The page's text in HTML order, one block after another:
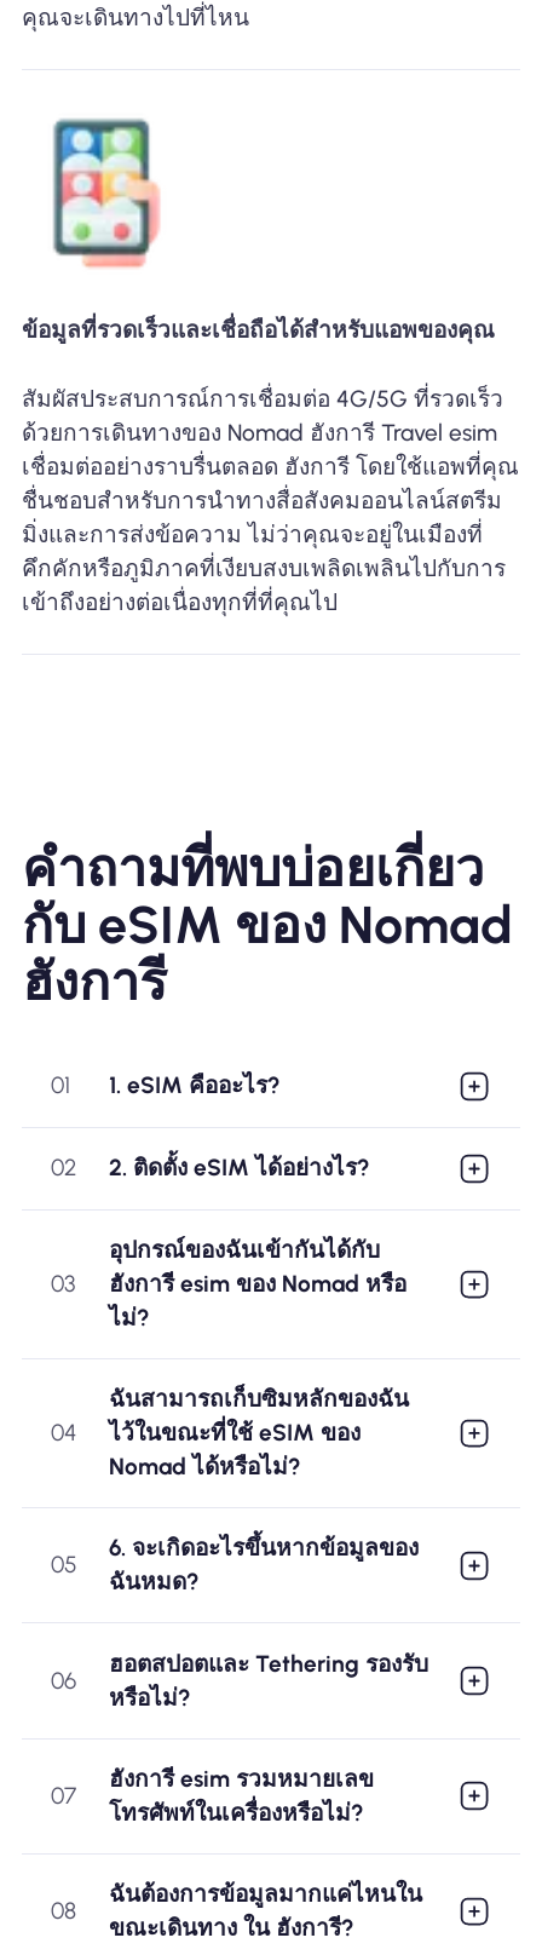
คุณจะเดินทางไปที่ไหน
ข้อมูลที่รวดเร็วและเชื่อถือได้สำหรับแอพของคุณ
สัมผัสประสบการณ์การเชื่อมต่อ 4G/5G ที่รวดเร็ว
ด้วยการเดินทางของ Nomad ฮังการี Travel esim
เชื่อมต่ออย่างราบรื่นตลอด ฮังการี โดยใช้แอพที่คุณ
ชื่นชอบสำหรับการนำทางสื่อสังคมออนไลน์สตรีม
มิ่งและการส่งข้อความ ไม่ว่าคุณจะอยู่ในเมืองที่
คึกคักหรือภูมิภาคที่เงียบสงบเพลิดเพลินไปกับการ
เข้าถึงอย่างต่อเนื่องทุกที่ที่คุณไป
คำถามที่พบบ่อยเกี่ยว
กับ eSIM ของ Nomad
ฮังการี
01 1. eSIM คืออะไร?
02 2. ติดตั้ง eSIM ได้อย่างไร?
03
อุปกรณ์ของฉันเข้ากันได้กับ
ฮังการี esim ของ Nomad หรือ
ไม่?
04
ฉันสามารถเก็บซิมหลักของฉัน
ไว้ในขณะที่ใช้ eSIM ของ
Nomad ได้หรือไม่?
05
6. จะเกิดอะไรขึ้นหากข้อมูลของ
ฉันหมด?
06
ฮอตสปอตและ Tethering รองรับ
หรือไม่?
07
ฮังการี esim รวมหมายเลข
โทรศัพท์ในเครื่องหรือไม่?
08
ฉันต้องการข้อมูลมากแค่ไหนใน
ขณะเดินทาง ใน ฮังการี?